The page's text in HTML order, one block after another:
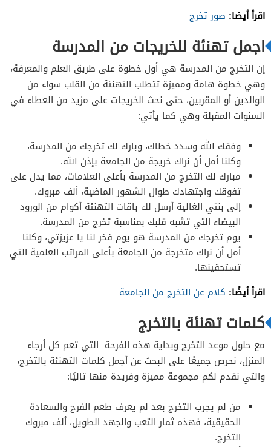
اقرأ أيضا: صور تخرج
اجمل تهنئة للخريجات من المدرسة
إن التخرج من المدرسة هي أول خطوة على طريق العلم والمعرفة،
وهي خطوة هامة ومميزة تتطلب التهنئة من القلب سواء من
الوالدين أو المقربين، حتى نحث الخريجات على مزيد من العطاء في
السنوات المقبلة وهي كما يأتي:
وفقك الله وسدد خطاك، وبارك لك تخرجك من المدرسة،
وكلنا أمل أن نراك خريجة من الجامعة بإذن الله.
مبارك لك التخرج من المدرسة بأعلى العلامات، مما يدل على
تفوقك واجتهادك طوال الشهور الماضية، ألف مبروك.
إلى بنتي الغالية أرسل لك باقات التهنئة أكوام من الورود
البيضاء التي تشبه قلبك بمناسبة تخرج من المدرسة.
يوم تخرجك من المدرسة هو يوم فخر لنا يا عزيزتي، وكلنا
أمل أن نراك متخرجة من الجامعة بأعلى المراتب العلمية التي
تستحقينها.
اقرأ أيضًا: كلام عن التخرج من الجامعة
كلمات تهنئة بالتخرج
مع حلول موعد التخرج وبداية هذه الفرحة التي تعم كل أرجاء
المنزل، نحرص جميعًا على البحث عن أجمل كلمات التهنئة بالتخرج،
والتي نقدم لكم مجموعة مميزة وفريدة منها تاليًا:
من لم يجرب التخرج بعد لم يعرف طعم الفرح والسعادة
الحقيقية، فهذه ثمار التعب والجهد الطويل، ألف مبروك
التخرج.